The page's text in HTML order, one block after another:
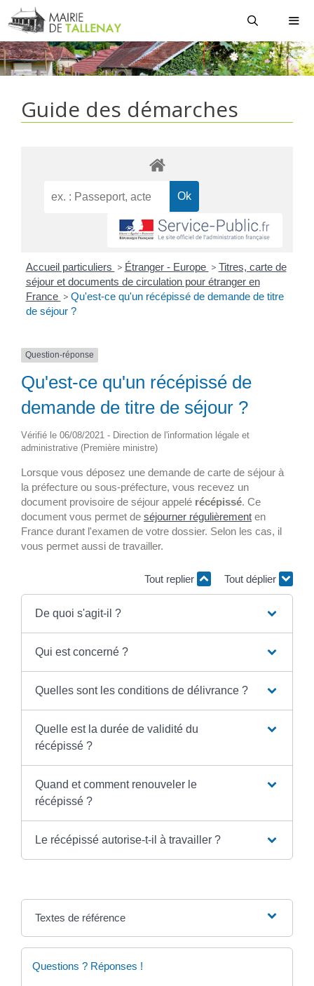
Aller
au
contenu
Guide des démarches
Accueil particuliers > Étranger - Europe > Titres, carte de
séjour et documents de circulation pour étranger en
France > Qu'est-ce qu'un récépissé de demande de titre
de séjour ?
Question-réponse
Qu'est-ce qu'un récépissé de
demande de titre de séjour ?
Vérifié le 06/08/2021 - Direction de l'information légale et
administrative (Première ministre)
Lorsque vous déposez une demande de carte de séjour à
la préfecture ou sous-préfecture, vous recevez un
document provisoire de séjour appelé récépissé. Ce
document vous permet de séjourner régulièrement en
France durant l'examen de votre dossier. Selon les cas, il
vous permet aussi de travailler.
Tout replier Tout déplier
De quoi s'agit-il ?
Qui est concerné ?
Quelles sont les conditions de délivrance ?
Quelle est la durée de validité du
récépissé ?
Quand et comment renouveler le
récépissé ?
Le récépissé autorise-t-il à travailler ?
Textes de référence
Questions ? Réponses !